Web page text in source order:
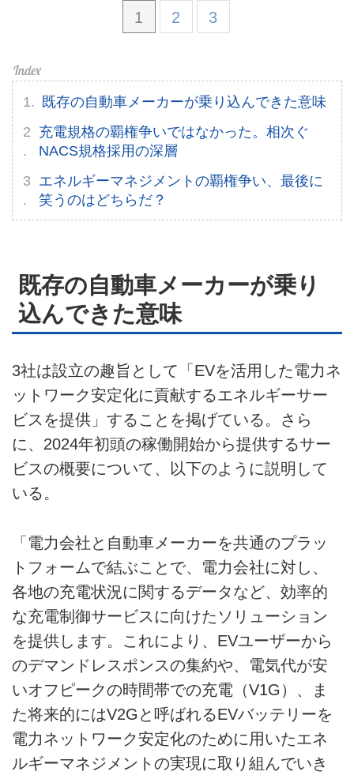
1 2 3
既存の自動車メーカーが乗り込んできた意味
充電規格の覇権争いではなかった。相次ぐ
NACS規格採用の深層
エネルギーマネジメントの覇権争い、最後に
笑うのはどちらだ？
既存の自動車メーカーが乗り
込んできた意味
3社は設立の趣旨として「EVを活用した電力ネ
ットワーク安定化に貢献するエネルギーサー
ビスを提供」することを掲げている。さら
に、2024年初頭の稼働開始から提供するサー
ビスの概要について、以下のように説明して
いる。
「電力会社と自動車メーカーを共通のプラッ
トフォームで結ぶことで、電力会社に対し、
各地の充電状況に関するデータなど、効率的
な充電制御サービスに向けたソリューション
を提供します。これにより、EVユーザーから
のデマンドレスポンスの集約や、電気代が安
いオフピークの時間帯での充電（V1G）、ま
た将来的にはV2Gと呼ばれるEVバッテリーを
電力ネットワーク安定化のために用いたエネ
ルギーマネジメントの実現に取り組んでいき